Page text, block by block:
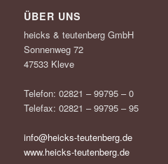
ÜBER UNS
heicks & teutenberg GmbH
Sonnenweg 72
47533 Kleve
Telefon: 02821 – 99795 – 0
Telefax: 02821 – 99795 – 95
info@heicks-teutenberg.de
www.heicks-teutenberg.de